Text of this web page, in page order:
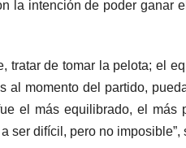
la intención de poder ganar
tratar de tomar la pelota; el
al momento del partido,
el más equilibrado, el
ser difícil, pero no imposible”,